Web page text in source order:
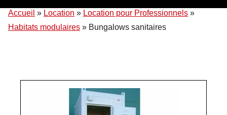
Accueil » Location » Location pour Professionnels »
Habitats modulaires » Bungalows sanitaires